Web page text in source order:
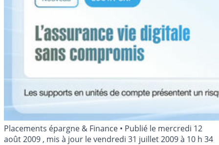
Placements épargne & Finance • Publié le mercredi 12
août 2009 , mis à jour levendredi 31 juillet 2009 à 10 h 34